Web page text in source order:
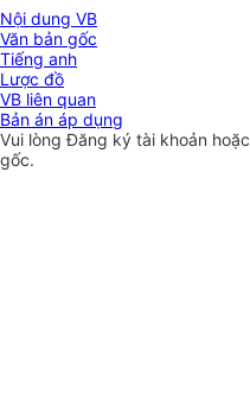
Nội dung VB
Văn bản gốc
Tiếng anh
Lược đồ
VB liên quan
Bản án áp dụng
Vui lòngĐăng ký tài khoản hoặc
gốc.